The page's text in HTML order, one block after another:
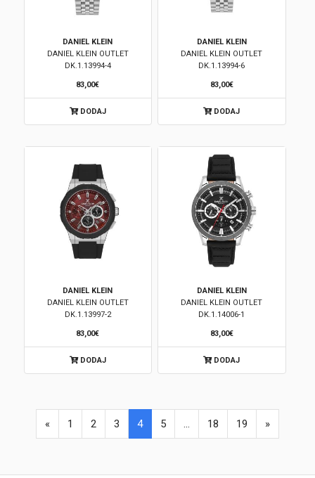
DANIEL KLEIN
DANIEL KLEIN OUTLET
DK.1.13994-4
83,00€
DODAJ
DANIEL KLEIN
DANIEL KLEIN OUTLET
DK.1.13994-6
83,00€
DODAJ
DANIEL KLEIN
DANIEL KLEIN OUTLET
DK.1.13997-2
83,00€
DODAJ
DANIEL KLEIN
DANIEL KLEIN OUTLET
DK.1.14006-1
83,00€
DODAJ
« 1 2 3 4 5 ... 18 19 »